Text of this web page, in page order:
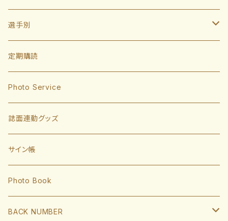
選手別
投手
東浜巨
有原航平
捕手
甲斐拓也
海野隆司
内野手
川瀬晃
山川穂高
外野手
近藤健介
中村晃
監督・コーチ
小久保裕紀監督
定期購読
Photo Service
誌面連動グッズ
サイン帳
Photo Book
BACK NUMBER